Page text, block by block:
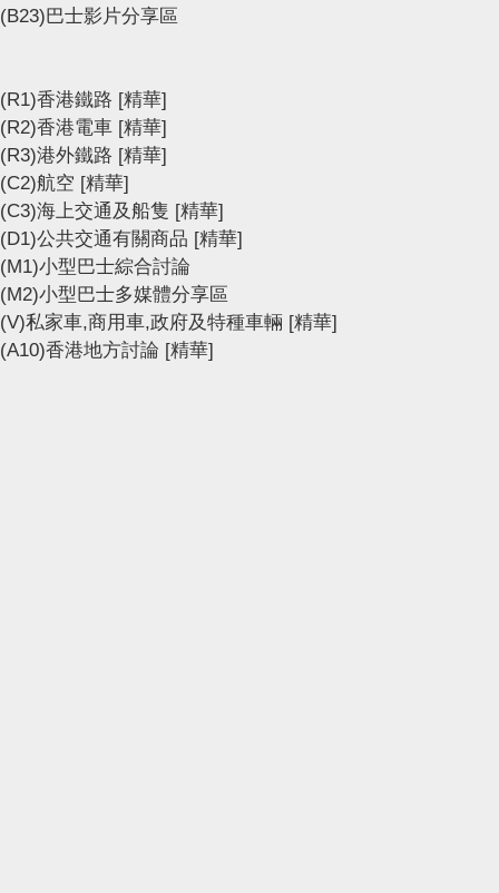
(B23)巴士影片分享區
(R1)香港鐵路 [精華]
(R2)香港電車 [精華]
(R3)港外鐵路 [精華]
(C2)航空 [精華]
(C3)海上交通及船隻 [精華]
(D1)公共交通有關商品 [精華]
(M1)小型巴士綜合討論
(M2)小型巴士多媒體分享區
(V)私家車,商用車,政府及特種車輛 [精華]
(A10)香港地方討論 [精華]